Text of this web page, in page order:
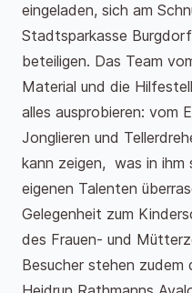
eingeladen, sich am
Stadtsparkasse
beteiligen. Das Team
Material und die
alles ausprobieren: vom
Jonglieren und
kann zeigen, was in
eigenen Talenten
Gelegenheit zum
des Frauen- und
Besucher stehen